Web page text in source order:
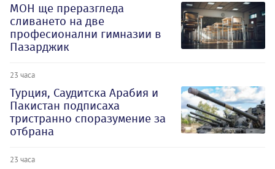
МОН ще преразгледа
сливането на две
професионални гимназии в
Пазарджик
23 часа
Турция, Саудитска Арабия и
Пакистан подписаха
тристранно споразумение за
отбрана
23 часа